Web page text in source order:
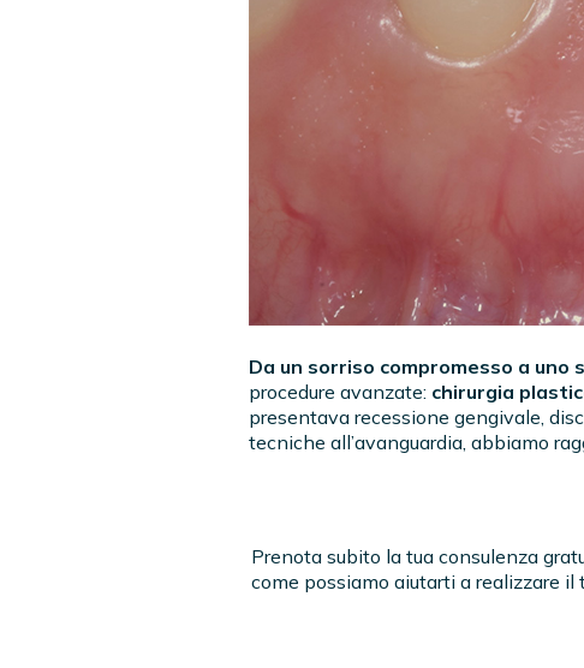
Da un sorriso compromesso a uno
procedure avanzate: chirurgia
presentava recessione gengivale,
tecniche all’avanguardia, abbiamo
Prenota subito la tua consulenza
come possiamo aiutarti a realizzare il